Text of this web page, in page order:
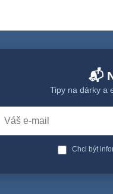
📬
Tipy na dárky a
Chci být